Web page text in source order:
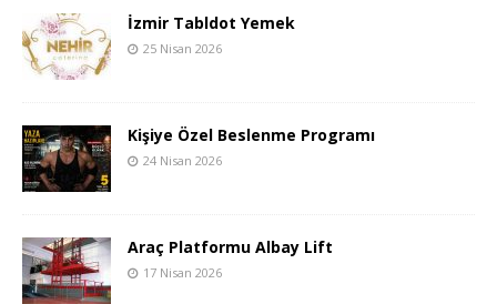
İzmir Tabldot Yemek
25 Nisan 2026
Kişiye Özel Beslenme Programı
24 Nisan 2026
Araç Platformu Albay Lift
17 Nisan 2026